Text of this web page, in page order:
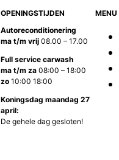
OPENINGSTIJDEN
Autoreconditionering
ma t/m vrij 08.00 – 17.00
Full service carwash
ma t/m za 08:00 – 18:00
zo10:00 18:00
Koningsdag maandag 27
april:
De gehele dag gesloten!
MENU